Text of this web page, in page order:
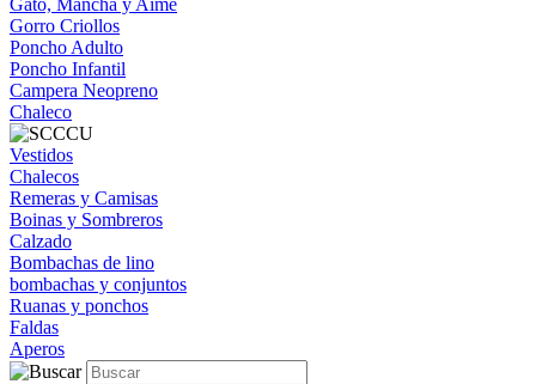
Gato, Mancha y Aimé
Gorro Criollos
Poncho Adulto
Poncho Infantil
Campera Neopreno
Chaleco
Vestidos
Chalecos
Remeras y Camisas
Boinas y Sombreros
Calzado
Bombachas de lino
bombachas y conjuntos
Ruanas y ponchos
Faldas
Aperos